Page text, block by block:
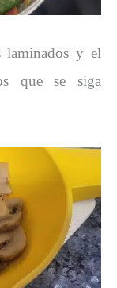
laminados y el
que se siga